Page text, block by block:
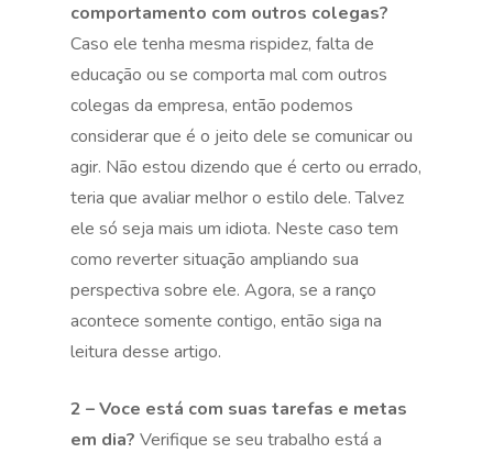
comportamento com outros colegas?
Caso ele tenha mesma rispidez, falta de
educação ou se comporta mal com outros
colegas da empresa, então podemos
considerar que é o jeito dele se comunicar ou
agir. Não estou dizendo que é certo ou errado,
teria que avaliar melhor o estilo dele. Talvez
ele só seja mais um idiota. Neste caso tem
como reverter situação ampliando sua
perspectiva sobre ele. Agora, se a ranço
acontece somente contigo, então siga na
leitura desse artigo.
2 – Voce está com suas tarefas e metas
em dia? Verifique se seu trabalho está a